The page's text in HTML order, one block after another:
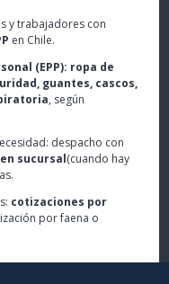
y trabajadores con
en Chile.
(EPP): ropa de
guantes, cascos,
, según
despacho con
sucursal(cuando hay
cotizaciones por
por faena o